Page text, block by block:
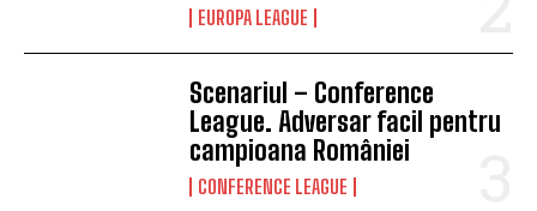
EUROPA LEAGUE
Scenariul – Conference
League. Adversar facil pentru
campioana României
CONFERENCE LEAGUE